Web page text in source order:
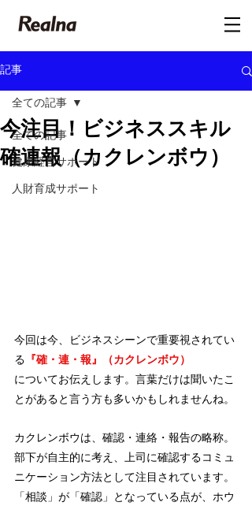
記事
全ての記事
健康経営サポート
人財育成サポート
全ての記事
今注目！ビジネススキル
確連報（カクレンボウ）
今回は今、ビジネスシーンで重要視されてい
る 『確・連・報』（カクレンボウ）
についてお伝えします。言葉だけは聞いたこ
とがあると言う方も多いかもしれませんね。
カクレンボウは、確認・連絡・報告の略称。
部下が自主的に考え、上司に確認するコミュ
ニケーション方法として注目されています。
「相談」が「確認」となっている点が、ホウ